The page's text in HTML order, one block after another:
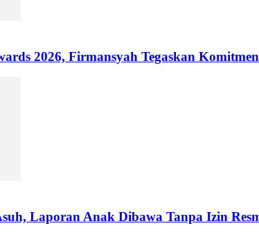
2026, Firmansyah Tegaskan
Laporan Anak Dibawa Tanpa Izin